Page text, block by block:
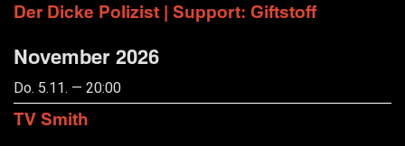
Der Dicke Polizist | Support: Giftstoff
November 2026
Do. 5.11. — 20:00
TV Smith